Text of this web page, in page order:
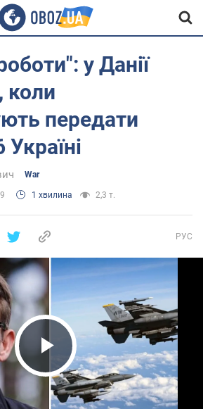
у Данії
коли
передати
War
1 хвилина 2,3 т.
РУС
Play Video